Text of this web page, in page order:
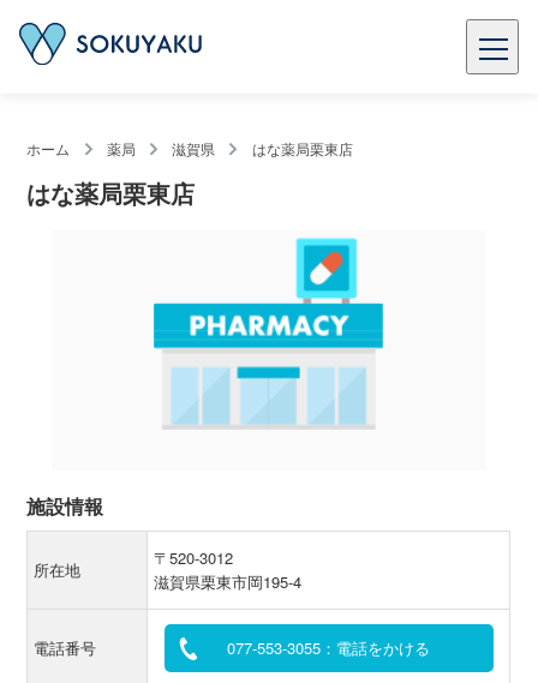
ホーム 薬局 滋賀県 はな薬局栗東店
はな薬局栗東店
施設情報
所在地
〒520-3012
滋賀県栗東市岡195-4
電話番号 077-553-3055：電話をかける